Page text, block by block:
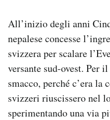
All’inizio degli anni
nepalese concesse
svizzera per scalare
versante sud-ovest. Per
smacco, perché c’era
svizzeri riuscissero nel
sperimentando una via